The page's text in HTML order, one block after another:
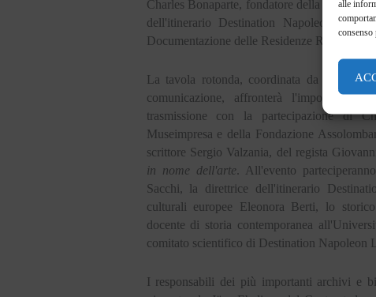
alle
consenso
Charles Bonaparte, fondatore della
dell'itinerario Destination Napoleon, e
Documentazione delle Residenze Reali di
La tavola rotonda, coordinata da Roberto
comunicazione, affronterà l'importanza
trasmissione con la partecipazione di
Museimpresa e della Fondazione
scrittore Sergio Valzania, del regista
in nome dell'arte. All'evento
Sacchi, la direttrice dell'itinerario
culturali europee Eleonora Berti, lo
docente di storia contemporanea
comitato scientifico di Destination
I responsabili dei più importanti archivi e